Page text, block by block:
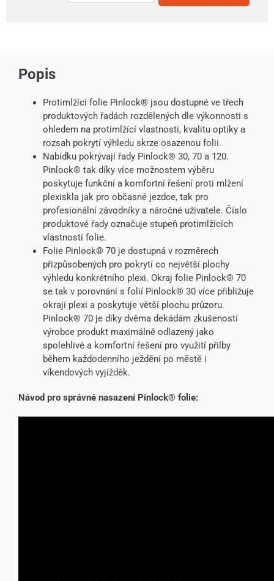
Popis
Protimlžící folie Pinlock® jsou dostupné ve třech
produktových řadách rozdělených dle výkonnosti s
ohledem na protimlžící vlastnosti, kvalitu optiky a
rozsah pokrytí výhledu skrze osazenou folii.
Nabídku pokrývají řady Pinlock® 30, 70 a 120.
Pinlock® tak díky více možnostem výběru
poskytuje funkční a komfortní řešení proti mlžení
plexiskla jak pro občasné jezdce, tak pro
profesionální závodníky a náročné uživatele. Číslo
produktové řady označuje stupeň protimlžících
vlastností folie.
Folie Pinlock® 70 je dostupná v rozměrech
přizpůsobených pro pokrytí co největší plochy
výhledu konkrétního plexi. Okraj folie Pinlock® 70
se tak v porovnání s folií Pinlock® 30 více přibližuje
okraji plexi a poskytuje větší plochu průzoru.
Pinlock® 70 je díky dvěma dekádám zkušeností
výrobce produkt maximálně odlazený jako
spolehlivé a komfortní řešení pro využití přilby
během každodenního ježdění po městě i
víkendových vyjížděk.
Návod pro správné nasazení Pinlock® folie: